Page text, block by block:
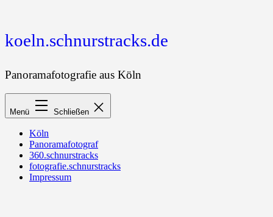
koeln.schnurstracks.de
Panoramafotografie aus Köln
Menü Schließen
Köln
Panoramafotograf
360.schnurstracks
fotografie.schnurstracks
Impressum